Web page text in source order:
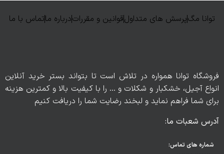
توانا مگپرسش های متداولقوانین و مقرراتدرباره ماتماس با ما
فروشگاه توانا همواره در تلاش است تا بتواند بستر خرید آنلاین
انواع آجیل، خشکبار و شکلات و … را با کیفیت بالا و کمترین هزینه
برای شما فراهم نماید و لبخند رضایت شما را دریافت کنیم
آدرس شعبات ما:
شماره های تماس: